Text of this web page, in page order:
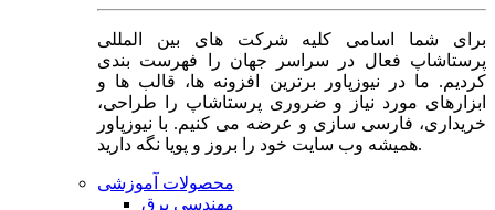
برای شما اسامی کلیه شرکت های بین المللی
پرستاشاپ فعال در سراسر جهان را فهرست بندی
کردیم. ما در نیوزپاور برترین افزونه ها، قالب ها و
ابزارهای مورد نیاز و ضروری پرستاشاپ را طراحی،
خریداری، فارسی سازی و عرضه می کنیم. با نیوزپاور
همیشه وب سایت خود را بروز و پویا نگه دارید.
محصولات آموزشی
مهندسی برق